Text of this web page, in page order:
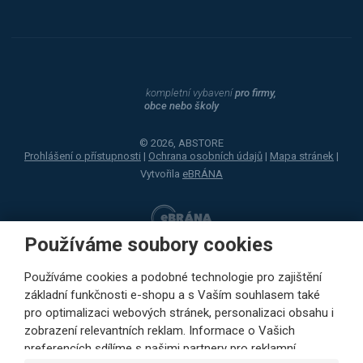
Používáme soubory cookies
Používáme cookies a podobné technologie pro zajištění
základní funkčnosti e-shopu a s Vaším souhlasem také
pro optimalizaci webových stránek, personalizaci obsahu i
zobrazení relevantních reklam. Informace o Vašich
preferencích sdílíme s našimi partnery pro reklamní,
kompletní vybavenípro firmy,
obce nebo školy
© 2026, ABSTORE
Prohlášení o přístupnosti | Ochrana osobních údajů | Mapa stránek |
Vytvořila eBRÁNA